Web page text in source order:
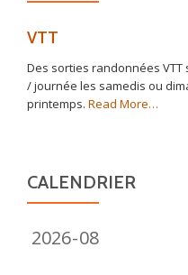
VTT
Des sorties randonnées
/ journée les samedis ou
printemps. Read Moreabout
…
CALENDRIER